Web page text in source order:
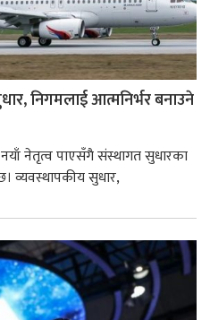
निगमलाई आत्मनिर्भर बनाउने
नेतृत्व पाएसँगै संस्थागत सुधारका
व्यवस्थापकीय सुधार,